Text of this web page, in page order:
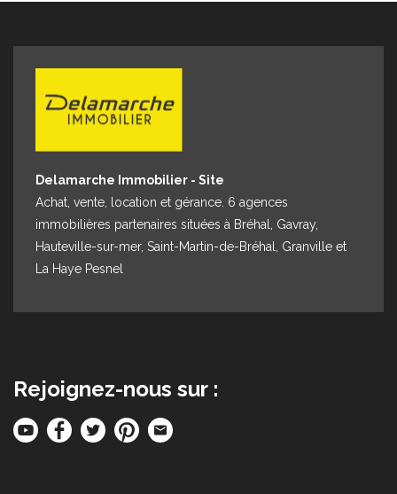
Delamarche Immobilier - Site
Achat, vente, location et gérance. 6 agences
immobilières partenaires situées à Bréhal, Gavray,
Hauteville-sur-mer, Saint-Martin-de-Bréhal, Granville et
La Haye Pesnel
Rejoignez-nous sur :